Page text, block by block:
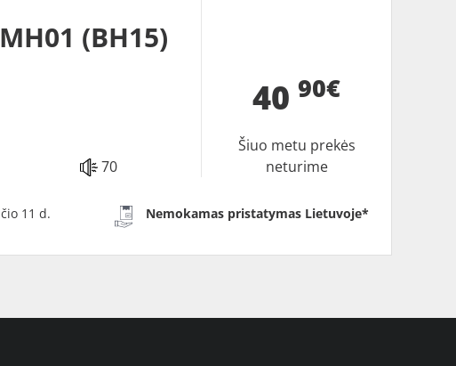
(BH15)
70
4090€
Šiuo metu prekės
neturime
11 d. Nemokamas pristatymas Lietuvoje*